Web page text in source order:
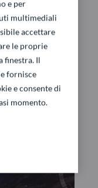
e per
multimediali
accettare
le proprie
finestra. Il
fornisce
e consente di
momento.